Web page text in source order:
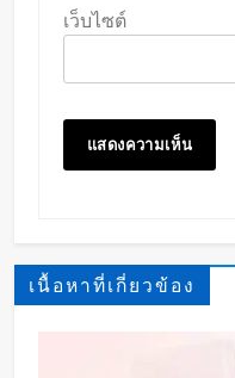
เว็บไซต์
เนื้อหาที่เกี่ยวข้อง